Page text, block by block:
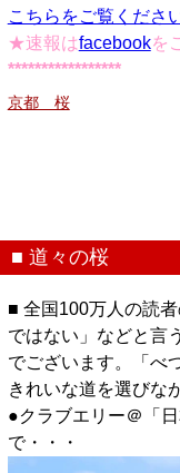
こちらをご覧くださ
★速報はfacebookを
*****************
京都 桜
■ 道々の桜
■ 全国100万人の読
ではない」などと言
でございます。「べ
きれいな道を選びな
●クラブエリー＠「
で・・・